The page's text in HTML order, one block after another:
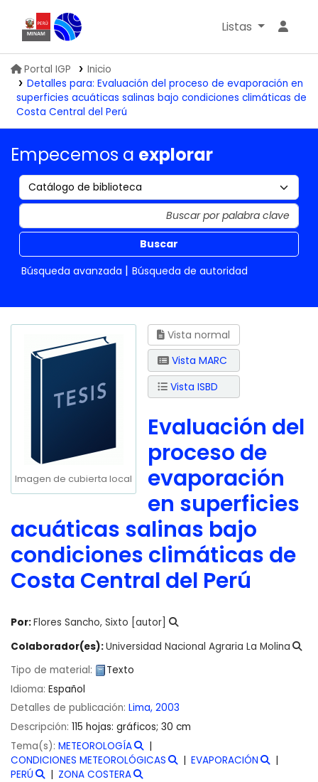
Biblioteca IGP
Listas
Portal IGP
Inicio
Detalles para: Evaluación del proceso de evaporación en
superficies acuáticas salinas bajo condiciones climáticas de
Costa Central del Perú
Empecemos a explorar
Buscar
Búsqueda avanzada
Búsqueda de autoridad
Imagen de cubierta local
Vista normal
Vista MARC
Vista ISBD
Evaluación del
proceso de
evaporación
en superficies
acuáticas salinas bajo
condiciones climáticas de
Costa Central del Perú
Por:Flores Sancho, Sixto [autor]
Colaborador(es):Universidad Nacional Agraria La Molina
Tipo de material:
Texto
Idioma: Español
Detalles de publicación: Lima, 2003
Descripción: 115 hojas: gráficos; 30 cm
Tema(s): METEOROLOGÍA
CONDICIONES METEOROLÓGICAS
EVAPORACIÓN
PERÚ
ZONA COSTERA